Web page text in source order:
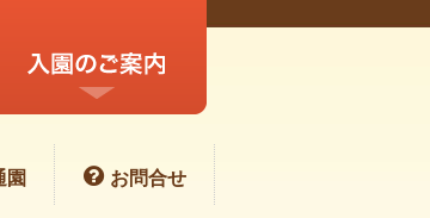
園 お問合せ